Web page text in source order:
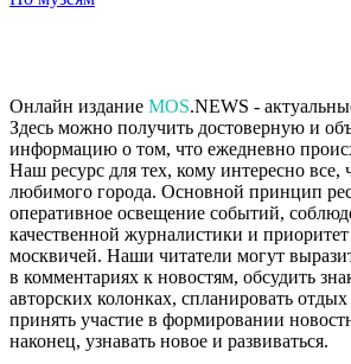
Онлайн издание MOS.NEWS -
Здесь можно получить достоверную и
информацию о том, что ежедневно
Наш ресурс для тех, кому интересно все,
любимого города. Основной принцип
оперативное освещение событий,
качественной журналистики и приоритет
москвичей. Наши читатели могут
в комментариях к новостям, обсудить
авторских колонках, спланировать
принять участие в формировании
наконец, узнавать новое и развиваться.